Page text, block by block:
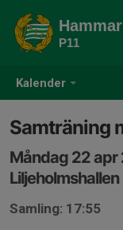
Kalender
P11
Samträning
Måndag 22
Samling: 17:55